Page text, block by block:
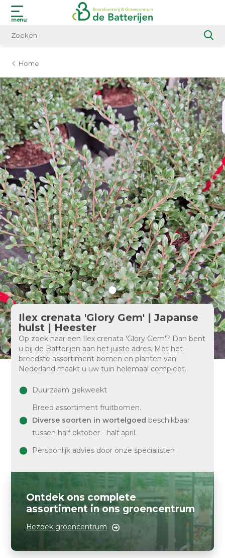
menu
Home
Ilex crenata 'Glory Gem' | Japanse
hulst | Heester
Op zoek naar een Ilex crenata 'Glory Gem'? Dan bent
u bij de Batterijen aan het juiste adres. Met het
breedste assortiment bomen en planten van
Nederland maakt u uw tuin helemaal compleet.
Duurzaam gekweekt
Breed assortiment fruitbomen.
Diverse soorten in wortelgoed beschikbaar
tussen half oktober - half april.
Persoonlijk advies door onze specialisten
Ontdek ons complete
assortiment in ons groencentrum
Bezoek groencentrum